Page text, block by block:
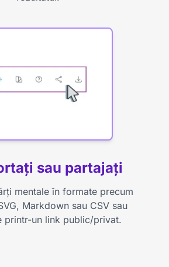
sau partajați
mentale în formate precum
Markdown sau CSV sau
printr-un link public/privat.